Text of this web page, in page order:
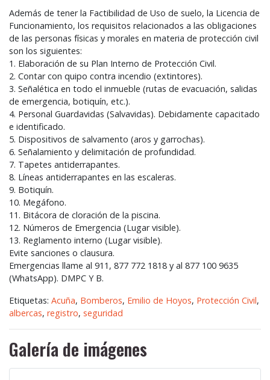
Además de tener la Factibilidad de Uso de suelo, la Licencia de
Funcionamiento, los requisitos relacionados a las obligaciones
de las personas físicas y morales en materia de protección civil
son los siguientes:
1. Elaboración de su Plan Interno de Protección Civil.
2. Contar con quipo contra incendio (extintores).
3. Señalética en todo el inmueble (rutas de evacuación, salidas
de emergencia, botiquín, etc.).
4. Personal Guardavidas (Salvavidas). Debidamente capacitado
e identificado.
5. Dispositivos de salvamento (aros y garrochas).
6. Señalamiento y delimitación de profundidad.
7. Tapetes antiderrapantes.
8. Líneas antiderrapantes en las escaleras.
9. Botiquín.
10. Megáfono.
11. Bitácora de cloración de la piscina.
12. Números de Emergencia (Lugar visible).
13. Reglamento interno (Lugar visible).
Evite sanciones o clausura.
Emergencias llame al 911, 877 772 1818 y al 877 100 9635
(WhatsApp). DMPC Y B.
Etiquetas: Acuña, Bomberos, Emilio de Hoyos, Protección Civil,
albercas, registro, seguridad
Galería de imágenes